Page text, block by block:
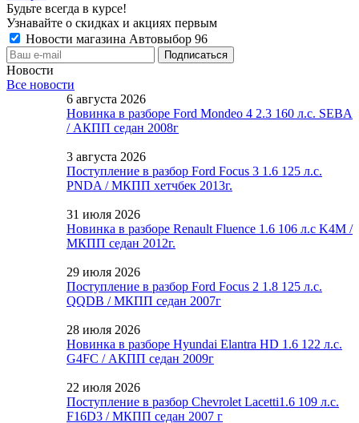
Будьте всегда в курсе!
Узнавайте о скидках и акциях первым
Новости магазина Автовыбор 96
Новости
Все новости
6 августа 2026
Новинка в разборе Ford Mondeo 4 2.3 160 л.с. SEBA
/ АКПП седан 2008г
3 августа 2026
Поступление в разбор Ford Focus 3 1.6 125 л.с.
PNDA / МКПП хетчбек 2013г.
31 июля 2026
Новинка в разборе Renault Fluence 1.6 106 л.с K4M /
МКПП седан 2012г.
29 июля 2026
Поступление в разбор Ford Focus 2 1.8 125 л.с.
QQDB / МКПП седан 2007г
28 июля 2026
Новинка в разборе Hyundai Elantra HD 1.6 122 л.с.
G4FC / АКПП седан 2009г
22 июля 2026
Поступление в разбор Chevrolet Lacetti1.6 109 л.с.
F16D3 / МКПП седан 2007 г